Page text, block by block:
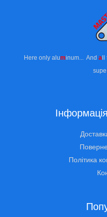
Here only aluminum... And all
supe
Політика